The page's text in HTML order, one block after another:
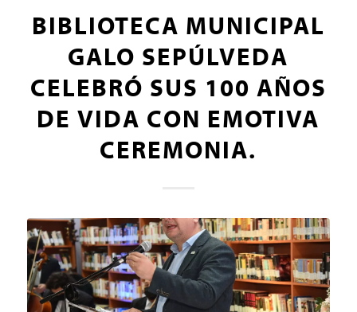
BIBLIOTECA MUNICIPAL
GALO SEPÚLVEDA
CELEBRÓ SUS 100 AÑOS
DE VIDA CON EMOTIVA
CEREMONIA.